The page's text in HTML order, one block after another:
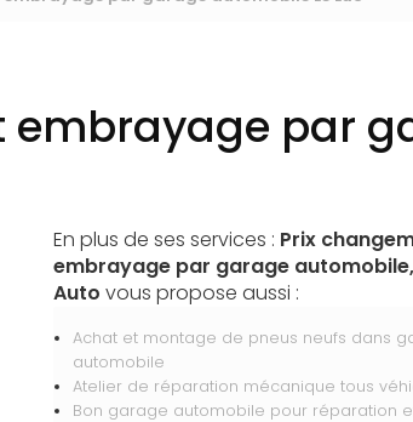
embrayage par
En plus de ses services : Prix
embrayage par garage
Auto vous propose aussi :
Achat et montage de pneus neufs dans
automobile
Atelier de réparation mécanique tous
Bon garage automobile pour réparation